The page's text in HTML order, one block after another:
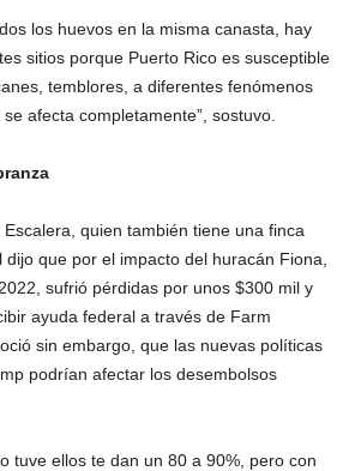
los huevos en la misma canasta, hay
sitios porque Puerto Rico es susceptible
temblores, a diferentes fenómenos
afecta completamente”, sostuvo.
quien también tiene una finca
que por el impacto del huracán Fiona,
sufrió pérdidas por unos $300 mil y
ayuda federal a través de Farm
sin embargo, que las nuevas políticas
podrían afectar los desembolsos
tuve ellos te dan un 80 a 90%, pero con